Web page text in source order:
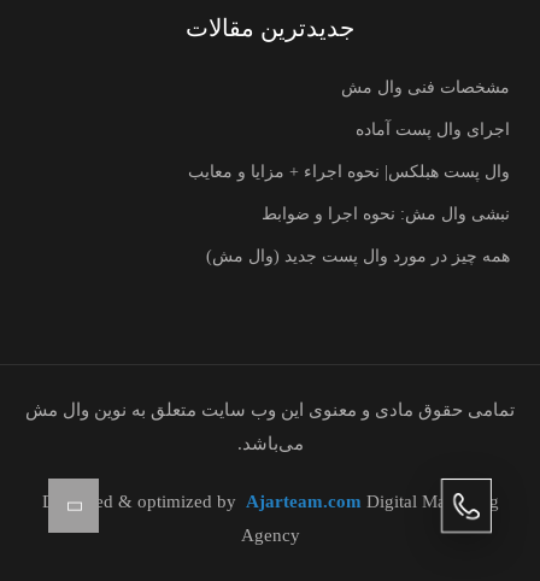
جدیدترین مقالات
مشخصات فنی وال مش
اجرای وال پست آماده
وال پست هبلکس| نحوه اجراء + مزایا و معایب
نبشی وال مش: نحوه اجرا و ضوابط
همه چیز در مورد وال پست جدید (وال مش)
تمامی حقوق مادی و معنوی این وب سایت متعلق به نوین وال مش
می‌باشد.
Designed & optimized by Ajarteam.com Digital Marketing
Agency